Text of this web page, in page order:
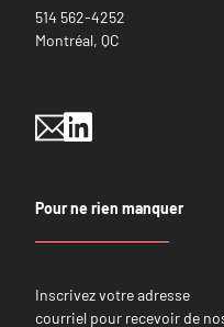
514 562-4252
Montréal, QC
Pour ne rien manquer
Inscrivez votre adresse
courriel pour recevoir de